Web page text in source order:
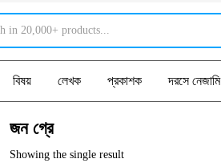
বিষয় লেখক প্রকাশক দরসে নেজামি
জন গ্রে
Showing the single result